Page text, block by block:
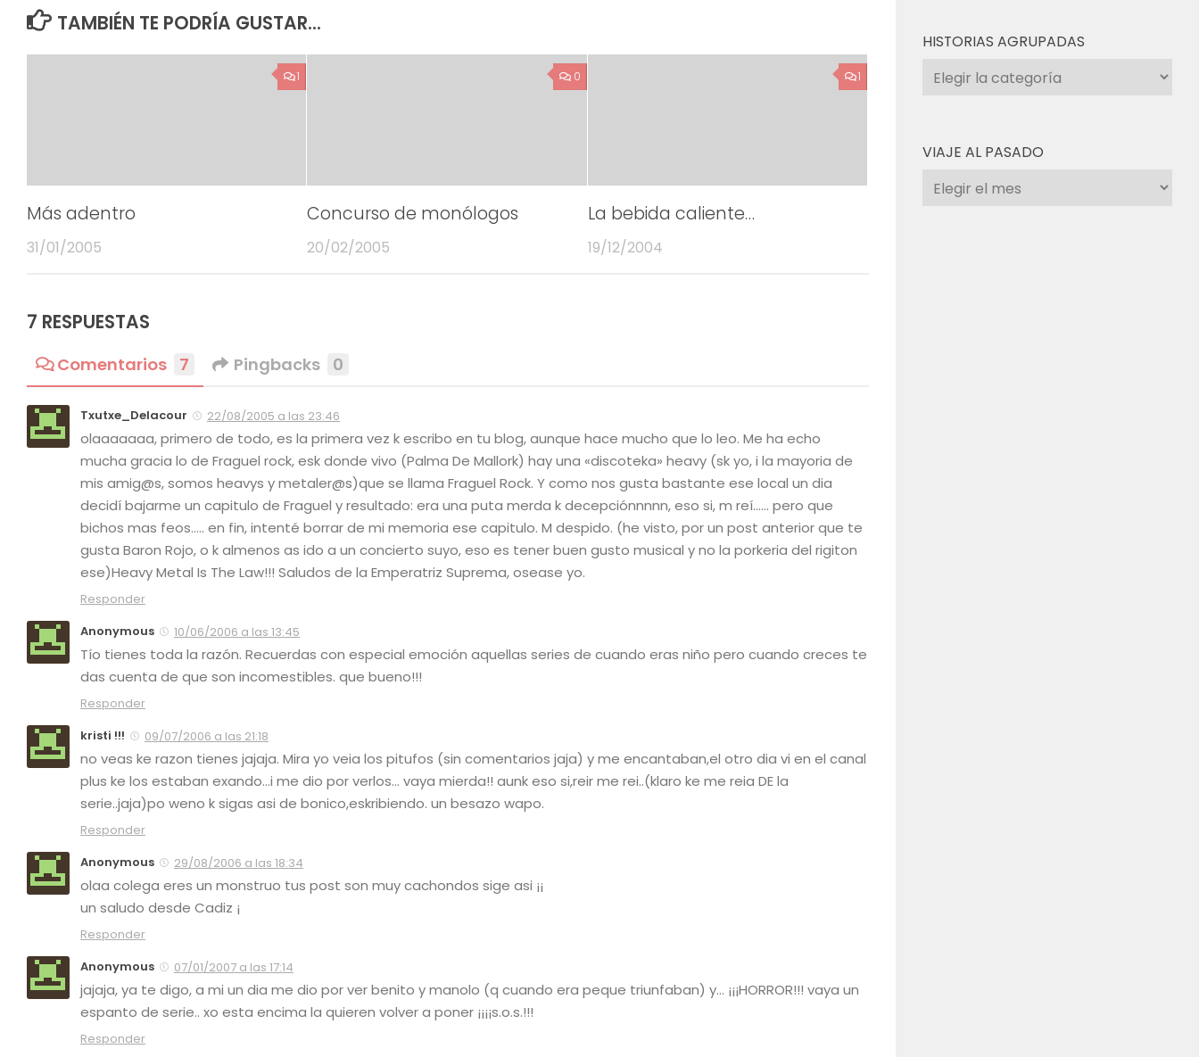
TAMBIÉN TE PODRÍA GUSTAR...
1
Más adentro
31/01/2005
0
Concurso de monólogos
20/02/2005
1
La bebida caliente…
19/12/2004
7 RESPUESTAS
Comentarios 7 Pingbacks 0
Txutxe_Delacour 22/08/2005 a las 23:46
olaaaaaaa, primero de todo, es la primera vez k escribo en tu blog, aunque hace mucho que lo leo. Me ha echo
mucha gracia lo de Fraguel rock, esk donde vivo (Palma De Mallork) hay una «discoteka» heavy (sk yo, i la mayoria de
mis amig@s, somos heavys y metaler@s)que se llama Fraguel Rock. Y como nos gusta bastante ese local un dia
decidí bajarme un capitulo de Fraguel y resultado: era una puta merda k decepciónnnnn, eso si, m reí…… pero que
bichos mas feos….. en fin, intenté borrar de mi memoria ese capitulo. M despido. (he visto, por un post anterior que te
gusta Baron Rojo, o k almenos as ido a un concierto suyo, eso es tener buen gusto musical y no la porkeria del rigiton
ese)Heavy Metal Is The Law!!! Saludos de la Emperatriz Suprema, osease yo.
Responder
Anonymous
10/06/2006 a las 13:45
Tío tienes toda la razón. Recuerdas con especial emoción aquellas series de cuando eras niño pero cuando creces te
das cuenta de que son incomestibles. que bueno!!!
Responder
kristi !!!
09/07/2006 a las 21:18
no veas ke razon tienes jajaja. Mira yo veia los pitufos (sin comentarios jaja) y me encantaban,el otro dia vi en el canal
plus ke los estaban exando…i me dio por verlos… vaya mierda!! aunk eso si,reir me rei..(klaro ke me reia DE la
serie..jaja)po weno k sigas asi de bonico,eskribiendo. un besazo wapo.
Responder
Anonymous
29/08/2006 a las 18:34
olaa colega eres un monstruo tus post son muy cachondos sige asi ¡¡
un saludo desde Cadiz ¡
Responder
Anonymous
07/01/2007 a las 17:14
jajaja, ya te digo, a mi un dia me dio por ver benito y manolo (q cuando era peque triunfaban) y… ¡¡¡HORROR!!! vaya un
espanto de serie.. xo esta encima la quieren volver a poner ¡¡¡¡s.o.s.!!!
Responder
HISTORIAS AGRUPADAS
Historias
agrupadas
VIAJE AL PASADO
Viaje